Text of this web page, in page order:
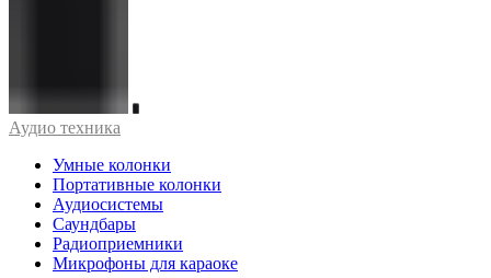
Аудио техника
Умные колонки
Портативные колонки
Аудиосистемы
Саундбары
Радиоприемники
Микрофоны для караоке